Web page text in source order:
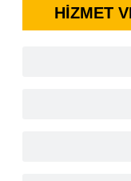
HİZMET